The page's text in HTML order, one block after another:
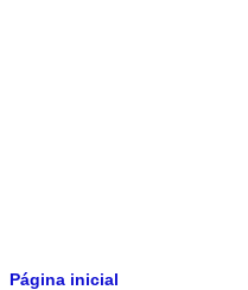
Página inicial